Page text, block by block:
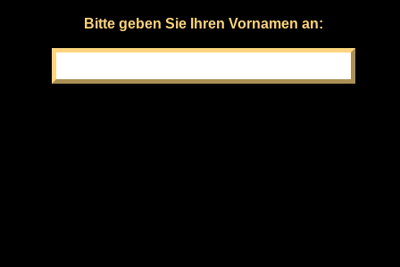
Bitte geben Sie Ihren Vornamen an: